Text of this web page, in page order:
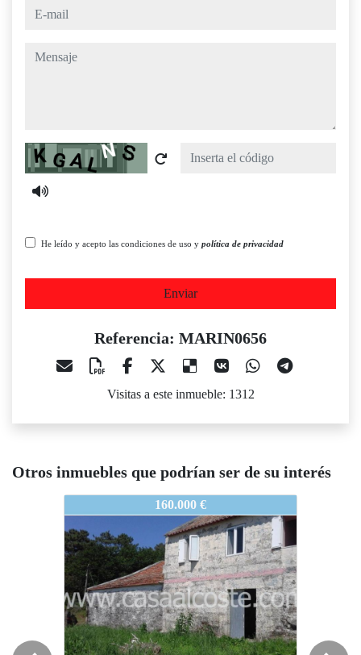
e-mail
mensaje
Captcha
He leído y acepto las condiciones de uso y política de privacidad
Enviar
Referencia: MARIN0656
Visitas a este inmueble: 1312
Otros inmuebles que podrían ser de su interés
MARIN0656 318.000 €